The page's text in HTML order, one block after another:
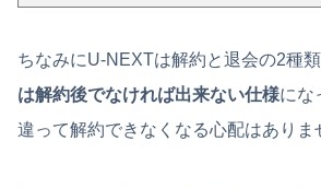
ちなみにU-NEXTは解約と退会の2種
は解約後でなければ出来ない仕様にな
違って解約できなくなる心配はありま